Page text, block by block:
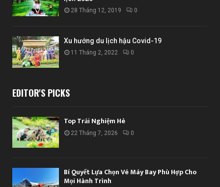
28 Tháng 12, 2019 0
Xu hướng du lịch hậu Covid-19
11 Tháng 2, 2022 0
EDITOR'S PICKS
Top Trải Nghiệm Hè
22 Tháng 7, 2026 0
Bí Quyết Lựa Chọn Vé Máy Bay Phù Hợp Cho
Mọi Hành Trình